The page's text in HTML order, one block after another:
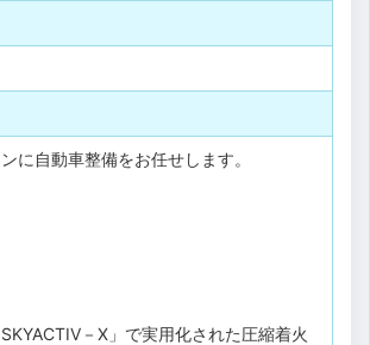
に自動車整備をお任せします。
－X」で実用化された圧縮着火